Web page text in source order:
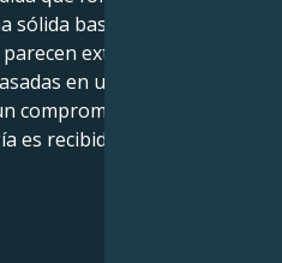
base juntos. Te
extenderse y
en una seguridad
compromiso feroz.
es recibida con respeto y